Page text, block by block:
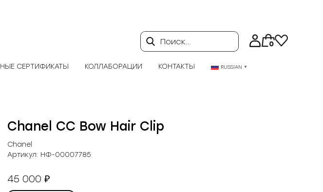
Поиск… 0
СЕРТИФИКАТЫ КОЛЛАБОРАЦИИ КОНТАКТЫ RUSSIAN ▼
Chanel СС Bow Hair Clip
Chanel
Артикул: НФ-00007785
45 000 ₽